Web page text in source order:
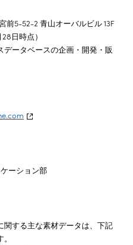
前5-52-2 青山オーバルビル 13F
日時点）
ータベースの企画・開発・販
ーション部
関する主な素材データは、下記